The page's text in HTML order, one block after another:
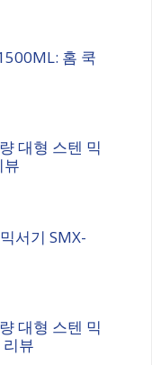
홈 쿡
대형 스텐 믹
뷰
서기 SMX-
대형 스텐 믹
뷰